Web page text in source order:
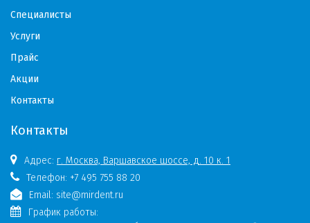
Специалисты
Услуги
Прайс
Акции
Контакты
Контакты
Адрес: г. Москва, Варшавское шоссе, д. 10 к. 1
Телефон: +7 495 755 88 20
Email: site@mirdent.ru
График работы: